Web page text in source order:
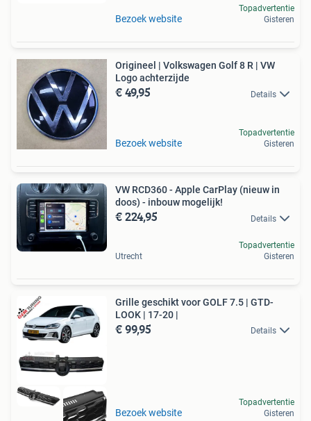
Bezoek website
Topadvertentie
Gisteren
Origineel | Volkswagen Golf 8 R | VW
Logo achterzijde
€ 49,95 Details
Bezoek website
Topadvertentie
Gisteren
VW RCD360 - Apple CarPlay (nieuw in
doos) - inbouw mogelijk!
€ 224,95 Details
Utrecht
Topadvertentie
Gisteren
Grille geschikt voor GOLF 7.5 | GTD-
LOOK | 17-20 |
€ 99,95 Details
Bezoek website
Topadvertentie
Gisteren